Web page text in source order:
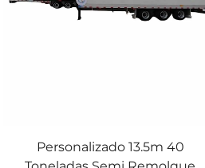
Personalizado 13.5m 40